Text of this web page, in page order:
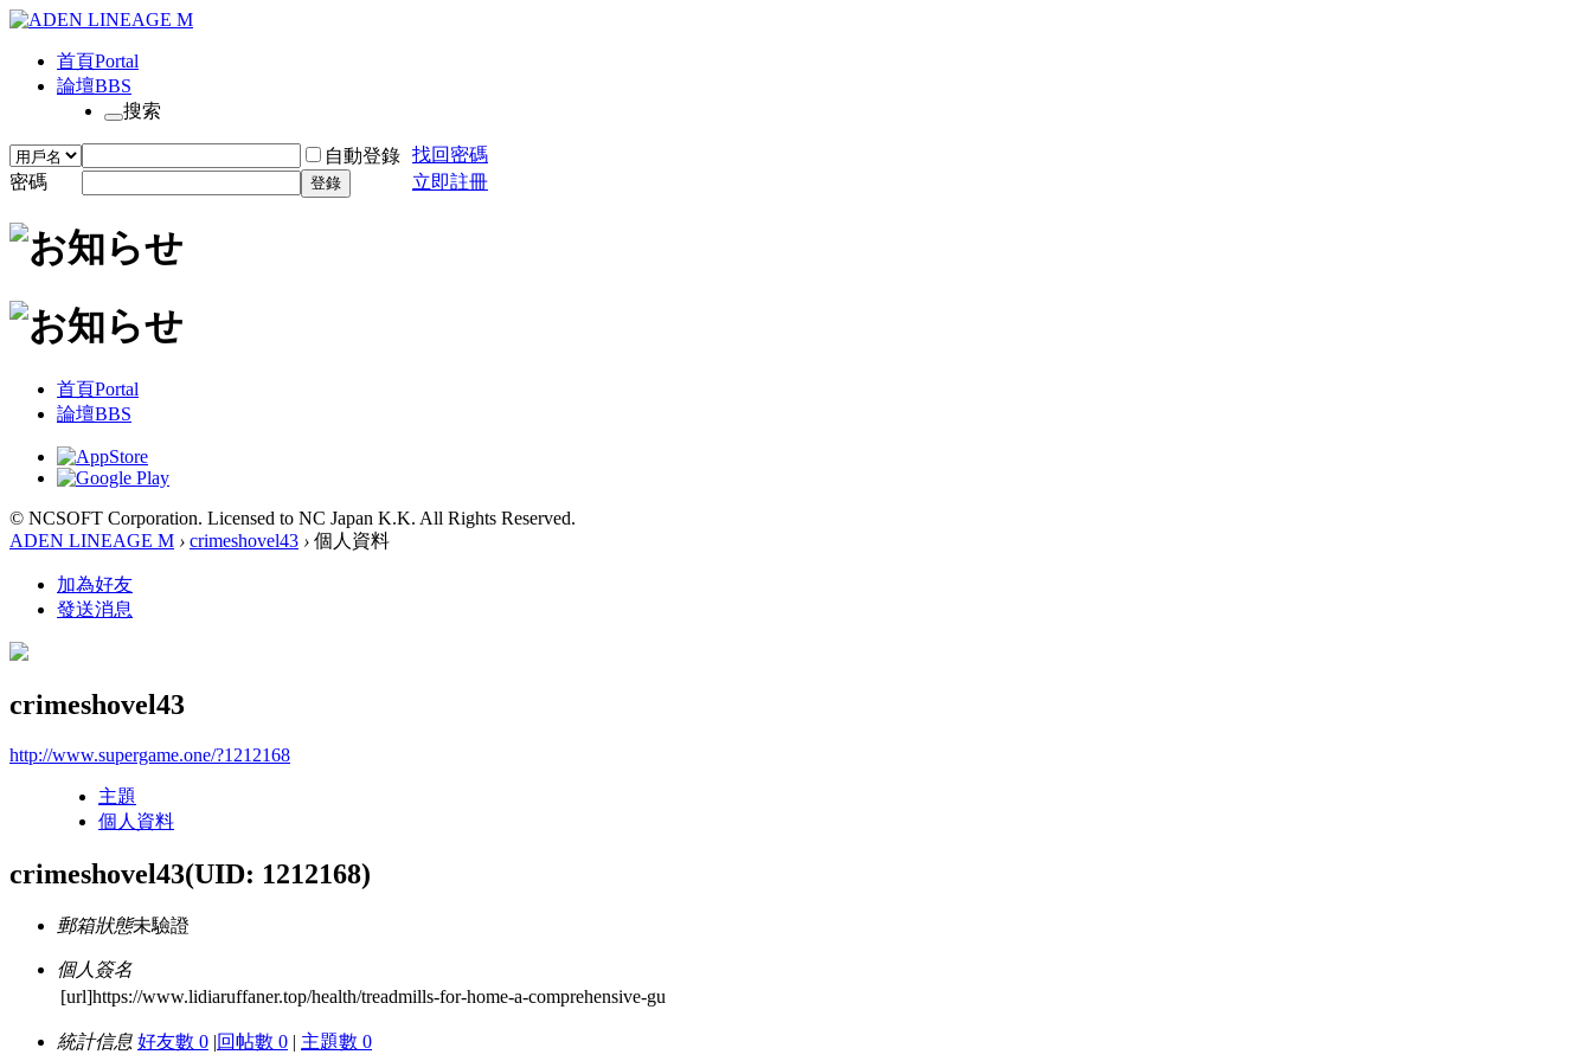
首頁Portal
論壇BBS
搜索
自動登錄 找回密碼
密碼
登錄 立即註冊
首頁Portal
論壇BBS
© NCSOFT Corporation. Licensed to NC Japan K.K. All Rights Reserved.
ADEN LINEAGE M › crimeshovel43 › 個人資料
加為好友
發送消息
crimeshovel43
http://www.supergame.one/?1212168
主題
個人資料
crimeshovel43(UID: 1212168)
郵箱狀態未驗證
個人簽名
[url]https://www.lidiaruffaner.top/health/treadmills-for-home-a-comprehensive-gu
統計信息 好友數 0 |回帖數 0 | 主題數 0